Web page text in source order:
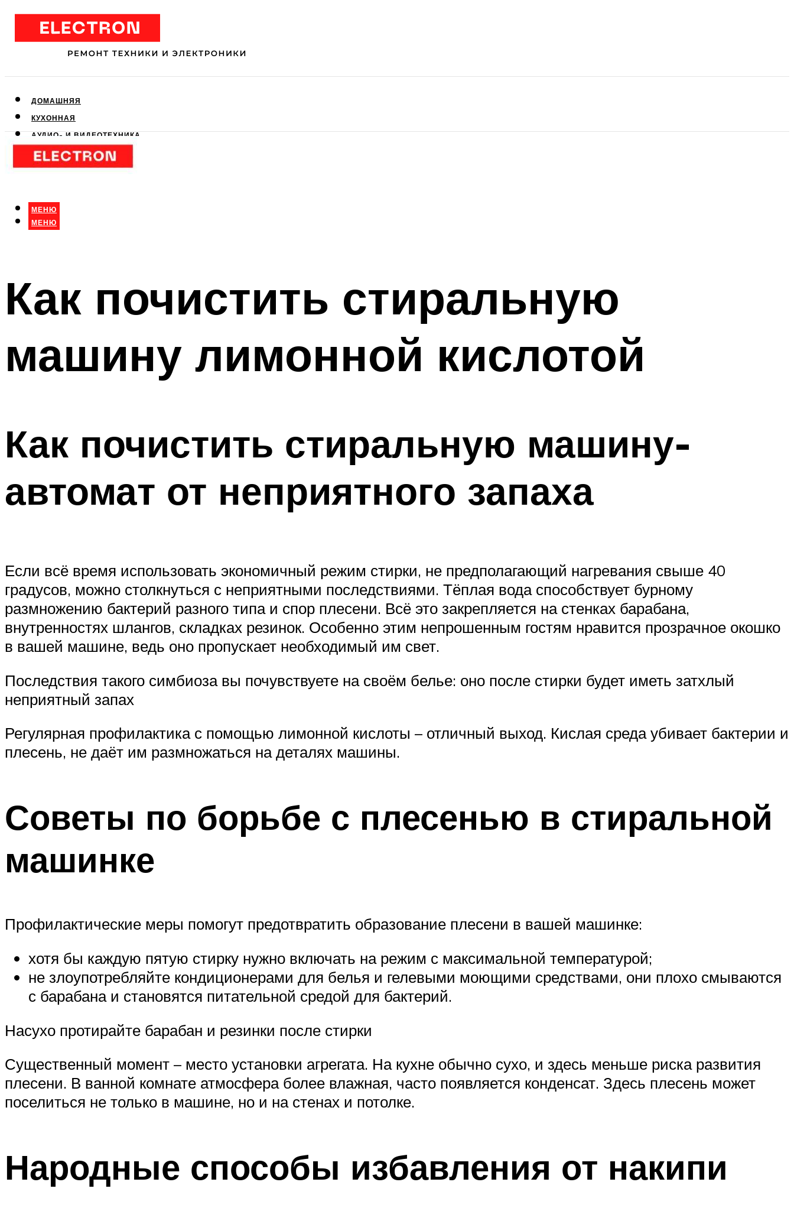
ДОМАШНЯЯ
КУХОННАЯ
АУДИО- И ВИДЕОТЕХНИКА
КЛИМАТИЧЕСКАЯ
ДЛЯ КРАСОТЫ
МЕНЮ
МЕНЮ
Как почистить стиральную
машину лимонной кислотой
Как почистить стиральную машину-
автомат от неприятного запаха
Если всё время использовать экономичный режим стирки, не предполагающий нагревания свыше 40
градусов, можно столкнуться с неприятными последствиями. Тёплая вода способствует бурному
размножению бактерий разного типа и спор плесени. Всё это закрепляется на стенках барабана,
внутренностях шлангов, складках резинок. Особенно этим непрошенным гостям нравится прозрачное окошко
в вашей машине, ведь оно пропускает необходимый им свет.
Последствия такого симбиоза вы почувствуете на своём белье: оно после стирки будет иметь затхлый
неприятный запах
Регулярная профилактика с помощью лимонной кислоты – отличный выход. Кислая среда убивает бактерии и
плесень, не даёт им размножаться на деталях машины.
Советы по борьбе с плесенью в стиральной
машинке
Профилактические меры помогут предотвратить образование плесени в вашей машинке:
хотя бы каждую пятую стирку нужно включать на режим с максимальной температурой;
не злоупотребляйте кондиционерами для белья и гелевыми моющими средствами, они плохо смываются
с барабана и становятся питательной средой для бактерий.
Насухо протирайте барабан и резинки после стирки
Существенный момент – место установки агрегата. На кухне обычно сухо, и здесь меньше риска развития
плесени. В ванной комнате атмосфера более влажная, часто появляется конденсат. Здесь плесень может
поселиться не только в машине, но и на стенах и потолке.
Народные способы избавления от накипи